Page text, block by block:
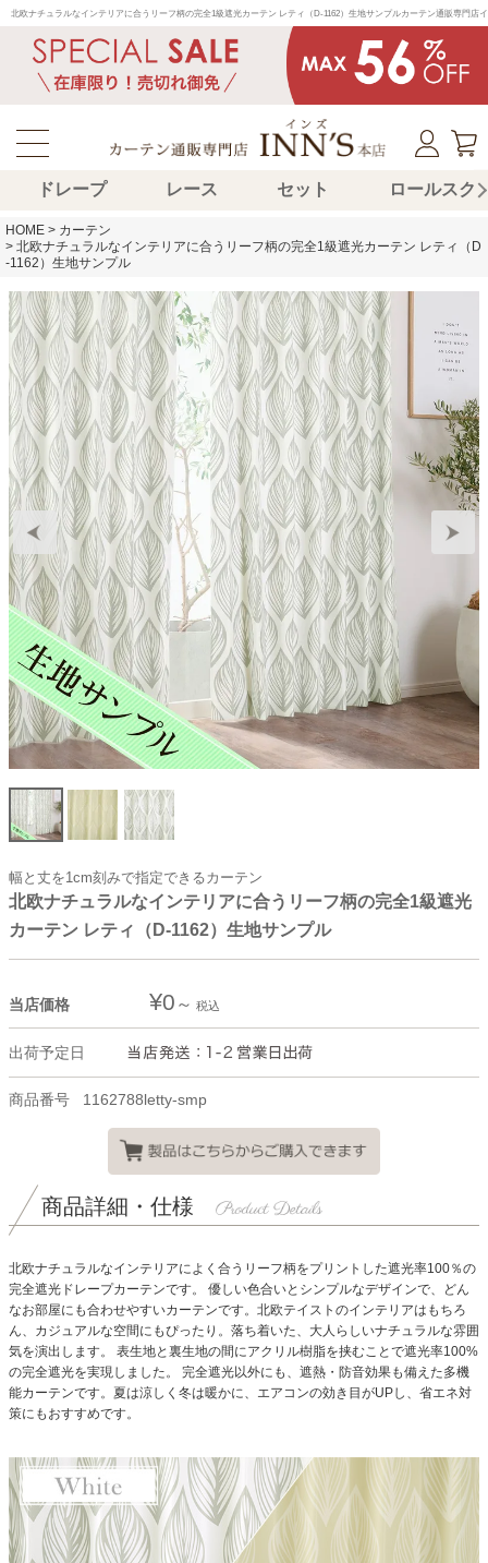
北欧ナチュラルなインテリアに合うリーフ柄の完全1級遮光カーテン レティ（D-1162）生地サンプルカーテン通販専門
ドレープ レース セット ロールスク
HOME
カーテン
北欧ナチュラルなインテリアに合うリーフ柄の完全1級遮光カーテン レティ（D
-1162）生地サンプル
幅と丈を1cm刻みで指定できるカーテン
北欧ナチュラルなインテリアに合うリーフ柄の完全1級遮光
カーテン レティ（D-1162）生地サンプル
当店価格 ¥0 税込
出荷予定日
商品番号 1162788letty-smp
商品詳細・仕様
北欧ナチュラルなインテリアによく合うリーフ柄をプリントした遮光率100％の
完全遮光ドレープカーテンです。
優しい色合いとシンプルなデザインで、どん
なお部屋にも合わせやすいカーテンです。北欧テイストのインテリアはもちろ
ん、カジュアルな空間にもぴったり。落ち着いた、大人らしいナチュラルな雰囲
気を演出します。
表生地と裏生地の間にアクリル樹脂を挟むことで遮光率100%
の完全遮光を実現しました。
完全遮光以外にも、遮熱・防音効果も備えた多機
能カーテンです。夏は涼しく冬は暖かに、エアコンの効き目がUPし、省エネ対
策にもおすすめです。